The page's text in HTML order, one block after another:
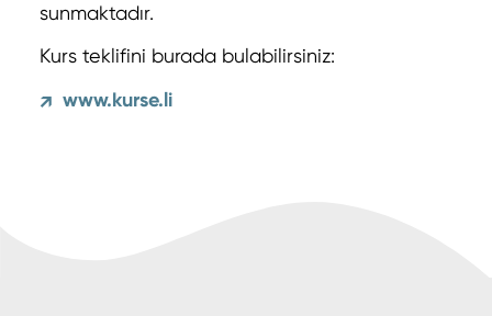
sunmaktadır.
Kurs teklifini burada bulabilirsiniz:
↗ www.kurse.li